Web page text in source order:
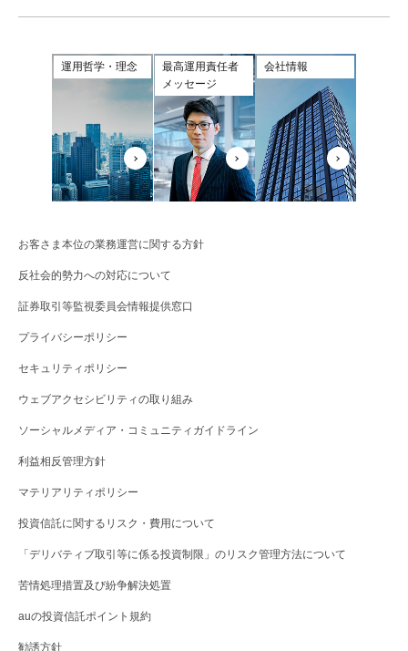
運用哲学・理念
最高運用責任者
メッセージ
会社情報
お客さま本位の業務運営に関する方針
反社会的勢力への対応について
証券取引等監視委員会情報提供窓口
プライバシーポリシー
セキュリティポリシー
ウェブアクセシビリティの取り組み
ソーシャルメディア・コミュニティガイドライン
利益相反管理方針
マテリアリティポリシー
投資信託に関するリスク・費用について
「デリバティブ取引等に係る投資制限」のリスク管理方法について
苦情処理措置及び紛争解決処置
auの投資信託ポイント規約
勧誘方針